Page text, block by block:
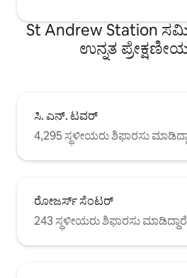
St Andrew Station
ಉನ್ನತ
ಸಿ. ಎನ್. ಟವರ್
4,295 ಸ್ಥಳೀಯರು ಶಿಫಾರಸು
ರೋಜರ್ಸ್ ಸೆಂಟರ್
243 ಸ್ಥಳೀಯರು ಶಿಫಾರಸು ಮಾಡಿದ್ದಾರೆ